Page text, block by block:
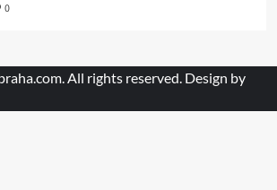
0
. All rights reserved. Design by